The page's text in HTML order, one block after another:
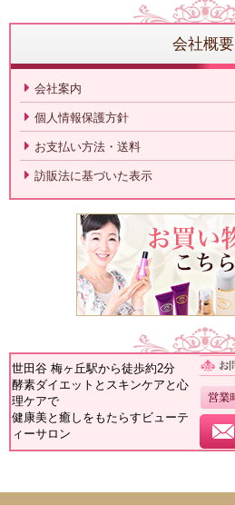
会社概要
会社案内
個人情報保護方針
お支払い方法・送料
訪販法に基づいた表示
世田谷 梅ヶ丘駅から徒歩約2分
酵素ダイエットとスキンケアと心
理ケアで
健康美と癒しをもたらすビューテ
ィーサロン